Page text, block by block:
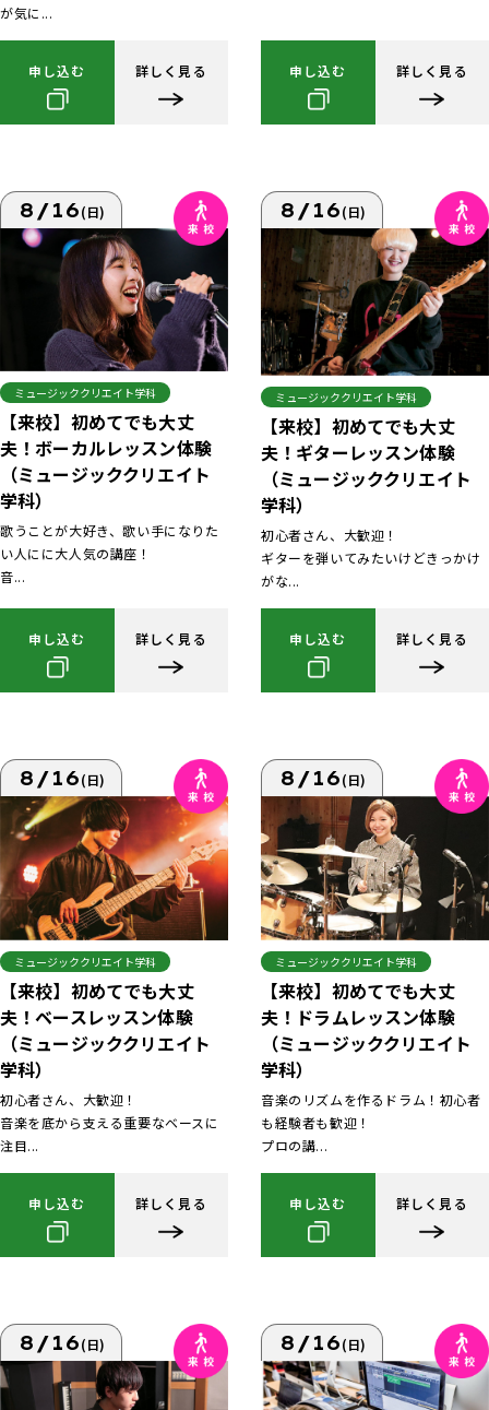
が気に...
申し込む 詳しく見る 申し込む 詳しく見る
8/16(日)
ミュージッククリエイト学科
【来校】初めてでも大丈
夫！ボーカルレッスン体験
（ミュージッククリエイト
学科）
歌うことが大好き、歌い手になりた
い人にに大人気の講座！
音...
申し込む 詳しく見る
8/16(日)
ミュージッククリエイト学科
【来校】初めてでも大丈
夫！ギターレッスン体験
（ミュージッククリエイト
学科）
初心者さん、大歓迎！
ギターを弾いてみたいけどきっかけ
がな...
申し込む 詳しく見る
8/16(日)
ミュージッククリエイト学科
【来校】初めてでも大丈
夫！ベースレッスン体験
（ミュージッククリエイト
学科）
初心者さん、大歓迎！
音楽を底から支える重要なベースに
注目...
申し込む 詳しく見る
8/16(日)
ミュージッククリエイト学科
【来校】初めてでも大丈
夫！ドラムレッスン体験
（ミュージッククリエイト
学科）
音楽のリズムを作るドラム！初心者
も経験者も歓迎！
プロの講...
申し込む 詳しく見る
8/16(日) 8/16(日)